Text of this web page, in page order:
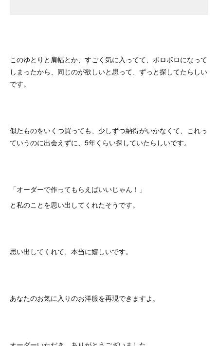
このゆとりと肩幅とか、すごく気に入ってて、ボロボロになって
しまったから、同じのが欲しいと思って、ずっと探してたらしい
です。
似たものをいくつ買っても、少しずつ納得がいかなくて、これっ
ていうのに出会えずに、5年くらい探していたらしいです。
「オーダーで作ってもらえばいいじゃん！」
と私のことを思い出してくれたそうです。
思い出してくれて、本当に嬉しいです。
あなたのお気に入りのお洋服を再現できますよ。